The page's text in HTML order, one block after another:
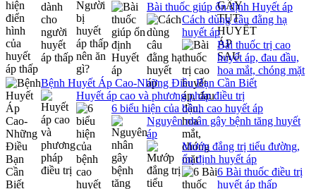
Bài thuốc giúp ổn định Huyết áp
Cách dùng câu đằng hạ
huyết áp
Bài thuốc trị cao
huyết áp, đau đầu,
hoa mắt, chóng mặt
Bệnh Huyết Áp Cao-Những Điều Bạn Cần Biết
Huyết áp cao và phương pháp điều trị
6 biểu hiện của bệnh cao huyết áp
Nguyên nhân gây bệnh tăng huyết
áp
Mướp đắng trị tiểu đường,
ổn định huyết áp
6 Bài thuốc điều trị
huyết áp thấp